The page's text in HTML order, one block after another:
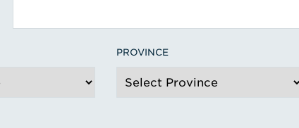
PROVINCE